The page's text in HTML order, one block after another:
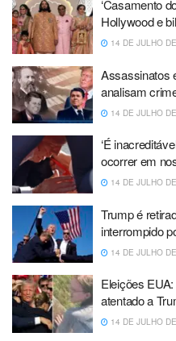
‘Casamento
Hollywood e
14 DE JULHO
Assassinatos
analisam
14 DE JULHO
‘É
ocorrer em
14 DE JULHO
Trump é
interrompido
14 DE JULHO
Eleições
atentado a
14 DE JULHO